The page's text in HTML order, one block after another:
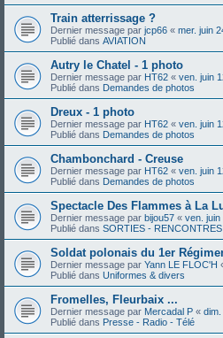
Train atterrissage ?
Dernier message par jcp66 « mer. juin
Publié dans AVIATION
Autry le Chatel - 1 photo
Dernier message par HT62 « ven. juin
Publié dans Demandes de photos
Dreux - 1 photo
Dernier message par HT62 « ven. juin
Publié dans Demandes de photos
Chambonchard - Creuse
Dernier message par HT62 « ven. juin
Publié dans Demandes de photos
Spectacle Des Flammes à La
Dernier message par bijou57 « ven. juin
Publié dans SORTIES -
Soldat polonais du 1er
Dernier message par Yann LE FLOC'H
Publié dans Uniformes & divers
Fromelles, Fleurbaix ...
Dernier message par Mercadal P «
Publié dans Presse - Radio - Télé